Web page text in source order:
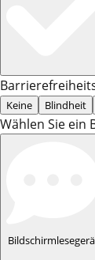
Keine Blindheit
Wählen Sie ein